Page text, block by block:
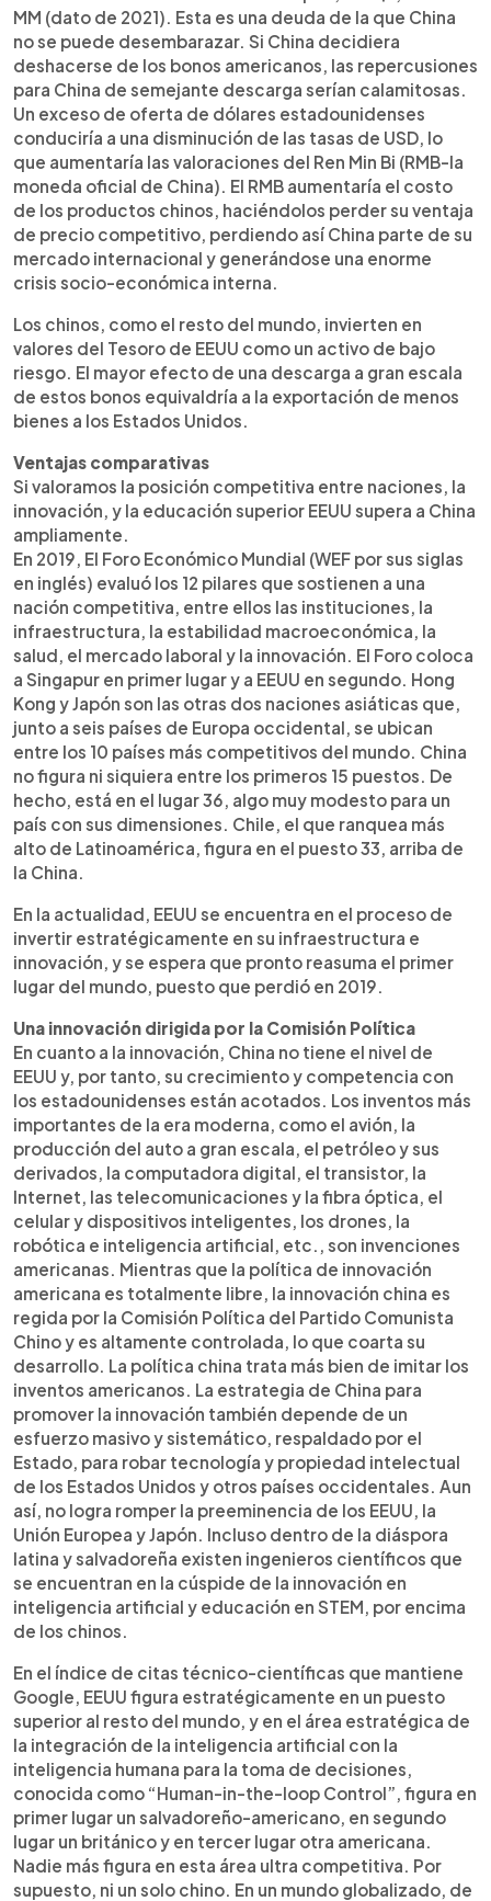
MM (dato de 2021). Esta es una deuda de la que China
no se puede desembarazar. Si China decidiera
deshacerse de los bonos americanos, las repercusiones
para China de semejante descarga serían calamitosas.
Un exceso de oferta de dólares estadounidenses
conduciría a una disminución de las tasas de USD, lo
que aumentaría las valoraciones del Ren Min Bi (RMB-la
moneda oficial de China). El RMB aumentaría el costo
de los productos chinos, haciéndolos perder su ventaja
de precio competitivo, perdiendo así China parte de su
mercado internacional y generándose una enorme
crisis socio-económica interna.
Los chinos, como el resto del mundo, invierten en
valores del Tesoro de EEUU como un activo de bajo
riesgo. El mayor efecto de una descarga a gran escala
de estos bonos equivaldría a la exportación de menos
bienes a los Estados Unidos.
Ventajas comparativas
Si valoramos la posición competitiva entre naciones, la
innovación, y la educación superior EEUU supera a China
ampliamente.
En 2019, El Foro Económico Mundial (WEF por sus siglas
en inglés) evaluó los 12 pilares que sostienen a una
nación competitiva, entre ellos las instituciones, la
infraestructura, la estabilidad macroeconómica, la
salud, el mercado laboral y la innovación. El Foro coloca
a Singapur en primer lugar y a EEUU en segundo. Hong
Kong y Japón son las otras dos naciones asiáticas que,
junto a seis países de Europa occidental, se ubican
entre los 10 países más competitivos del mundo. China
no figura ni siquiera entre los primeros 15 puestos. De
hecho, está en el lugar 36, algo muy modesto para un
país con sus dimensiones. Chile, el que ranquea más
alto de Latinoamérica, figura en el puesto 33, arriba de
la China.
En la actualidad, EEUU se encuentra en el proceso de
invertir estratégicamente en su infraestructura e
innovación, y se espera que pronto reasuma el primer
lugar del mundo, puesto que perdió en 2019.
Una innovación dirigida por la Comisión Política
En cuanto a la innovación, China no tiene el nivel de
EEUU y, por tanto, su crecimiento y competencia con
los estadounidenses están acotados. Los inventos más
importantes de la era moderna, como el avión, la
producción del auto a gran escala, el petróleo y sus
derivados, la computadora digital, el transistor, la
Internet, las telecomunicaciones y la fibra óptica, el
celular y dispositivos inteligentes, los drones, la
robótica e inteligencia artificial, etc., son invenciones
americanas. Mientras que la política de innovación
americana es totalmente libre, la innovación china es
regida por la Comisión Política del Partido Comunista
Chino y es altamente controlada, lo que coarta su
desarrollo. La política china trata más bien de imitar los
inventos americanos. La estrategia de China para
promover la innovación también depende de un
esfuerzo masivo y sistemático, respaldado por el
Estado, para robar tecnología y propiedad intelectual
de los Estados Unidos y otros países occidentales. Aun
así, no logra romper la preeminencia de los EEUU, la
Unión Europea y Japón. Incluso dentro de la diáspora
latina y salvadoreña existen ingenieros científicos que
se encuentran en la cúspide de la innovación en
inteligencia artificial y educación en STEM, por encima
de los chinos.
En el índice de citas técnico-científicas que mantiene
Google, EEUU figura estratégicamente en un puesto
superior al resto del mundo, y en el área estratégica de
la integración de la inteligencia artificial con la
inteligencia humana para la toma de decisiones,
conocida como “Human-in-the-loop Control”, figura en
primer lugar un salvadoreño-americano, en segundo
lugar un británico y en tercer lugar otra americana.
Nadie más figura en esta área ultra competitiva. Por
supuesto, ni un solo chino. En un mundo globalizado, de